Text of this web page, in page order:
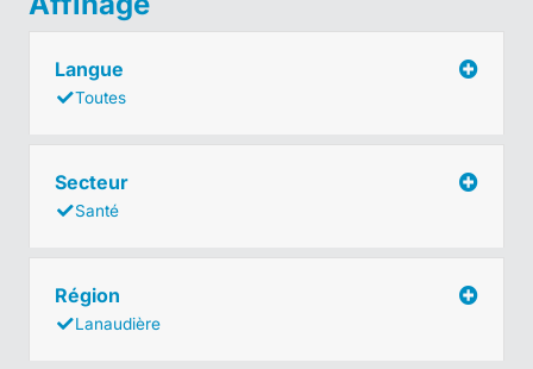
Langue
Toutes
Secteur
Santé
Région
Lanaudière